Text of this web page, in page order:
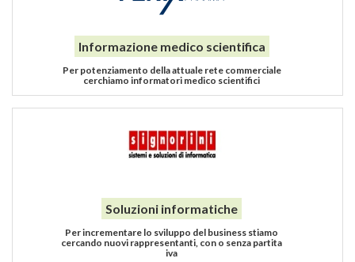
Informazione medico scientifica
Per potenziamento della attuale rete commerciale
cerchiamo informatori medico scientifici
Soluzioni informatiche
Per incrementare lo sviluppo del business stiamo
cercando nuovi rappresentanti, con o senza partita
iva